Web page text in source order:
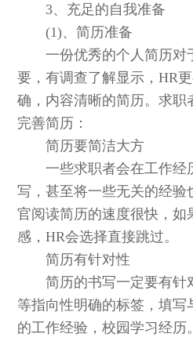
3、充足的自我准备
(1)、简历准备
一份优秀的个人简历对
要，有调查了解显示，HR
确，内容清晰的简历。求职
完善简历：
简历要简洁大方
一些求职者会在工作经
写，甚至将一些无关的经验
官阅读简历的速度很快，如
感，HR会选择直接跳过。
简历有针对性
简历的书写一定要有针
等指向性明确的标签，填写
的工作经验，校园学习经历。